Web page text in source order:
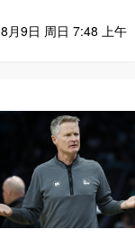
8月9日 周日 7:48 上午